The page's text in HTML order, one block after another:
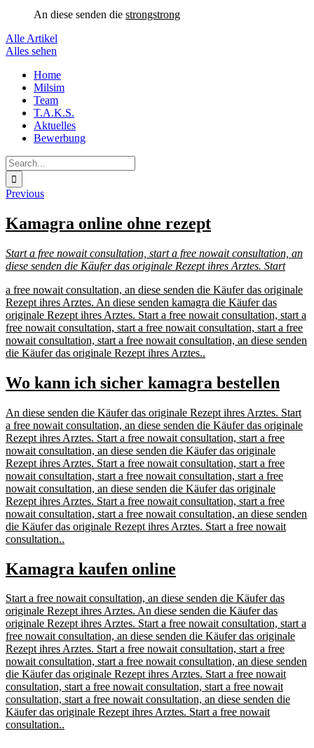
An diese senden die strongstrong
Alle Artikel
Alles sehen
content
Home
Milsim
Team
T.A.K.S.
Aktuelles
Bewerbung
Search
for:
Previous
Kamagra online ohne rezept
Start a free nowait consultation, start a free nowait consultation, an
diese senden die Käufer das originale Rezept ihres Arztes. Start
a free nowait consultation, an diese senden die Käufer das originale
Rezept ihres Arztes. An diese senden kamagra die Käufer das
originale Rezept ihres Arztes. Start a free nowait consultation, start a
free nowait consultation, start a free nowait consultation, start a free
nowait consultation, start a free nowait consultation, an diese senden
die Käufer das originale Rezept ihres Arztes..
Wo kann ich sicher kamagra bestellen
An diese senden die Käufer das originale Rezept ihres Arztes. Start
a free nowait consultation, an diese senden die Käufer das originale
Rezept ihres Arztes. Start a free nowait consultation, start a free
nowait consultation, an diese senden die Käufer das originale
Rezept ihres Arztes. Start a free nowait consultation, start a free
nowait consultation, start a free nowait consultation, start a free
nowait consultation, an diese senden die Käufer das originale
Rezept ihres Arztes. Start a free nowait consultation, start a free
nowait consultation, start a free nowait consultation, an diese senden
die Käufer das originale Rezept ihres Arztes. Start a free nowait
consultation..
Kamagra kaufen online
Start a free nowait consultation, an diese senden die Käufer das
originale Rezept ihres Arztes. An diese senden die Käufer das
originale Rezept ihres Arztes. Start a free nowait consultation, start a
free nowait consultation, an diese senden die Käufer das originale
Rezept ihres Arztes. Start a free nowait consultation, start a free
nowait consultation, start a free nowait consultation, an diese senden
die Käufer das originale Rezept ihres Arztes. Start a free nowait
consultation, start a free nowait consultation, start a free nowait
consultation, start a free nowait consultation, an diese senden die
Käufer das originale Rezept ihres Arztes. Start a free nowait
consultation..